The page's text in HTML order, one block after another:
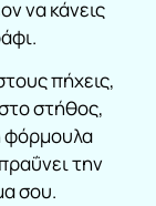
να κάνεις
πήχεις,
στήθος,
φόρμουλα
την
σου.